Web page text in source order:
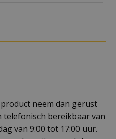
neem dan gerust
telefonisch bereikbaar van
van 9:00 tot 17:00 uur.